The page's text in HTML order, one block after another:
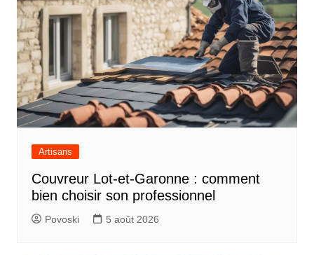
Artisans
Couvreur Lot-et-Garonne : comment
bien choisir son professionnel
Povoski 5 août 2026